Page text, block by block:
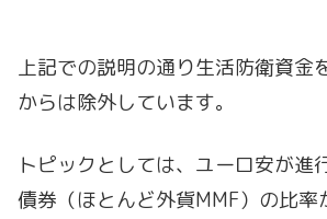
上記での説明の通り生活防衛資金
からは除外しています。
トピックとしては、ユーロ安が進
債券（ほとんど外貨MMF）の比率